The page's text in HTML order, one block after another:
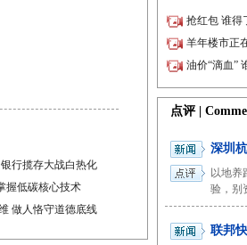
行揽存大战白热化
握低碳核心技术
做人恪守道德底线